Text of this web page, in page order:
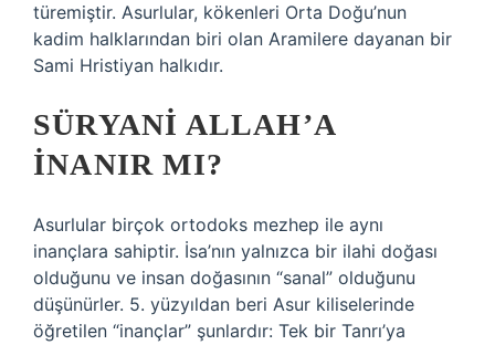
türemiştir. Asurlular, kökenleri Orta Doğu’nun
kadim halklarından biri olan Aramilere dayanan bir
Sami Hristiyan halkıdır.
SÜRYANI ALLAH’A
INANIR MI?
Asurlular birçok ortodoks mezhep ile aynı
inançlara sahiptir. İsa’nın yalnızca bir ilahi doğası
olduğunu ve insan doğasının “sanal” olduğunu
düşünürler. 5. yüzyıldan beri Asur kiliselerinde
öğretilen “inançlar” şunlardır: Tek bir Tanrı’ya